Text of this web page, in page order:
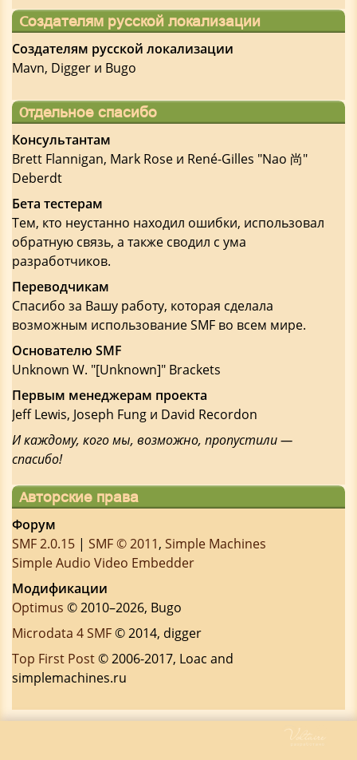
Создателям русской локализации
Создателям русской локализации
Mavn, Digger и Bugo
Отдельное спасибо
Консультантам
Brett Flannigan, Mark Rose и René-Gilles "Nao 尚"
Deberdt
Бета тестерам
Тем, кто неустанно находил ошибки, использовал
обратную связь, а также сводил с ума
разработчиков.
Переводчикам
Спасибо за Вашу работу, которая сделала
возможным использование SMF во всем мире.
Основателю SMF
Unknown W. "[Unknown]" Brackets
Первым менеджерам проекта
Jeff Lewis, Joseph Fung и David Recordon
И каждому, кого мы, возможно, пропустили —
спасибо!
Авторские права
Форум
SMF 2.0.15 | SMF © 2011, Simple Machines
Simple Audio Video Embedder
Модификации
Optimus © 2010–2026, Bugo
Microdata 4 SMF© 2014, digger
Top First Post© 2006-2017, Loac and
simplemachines.ru